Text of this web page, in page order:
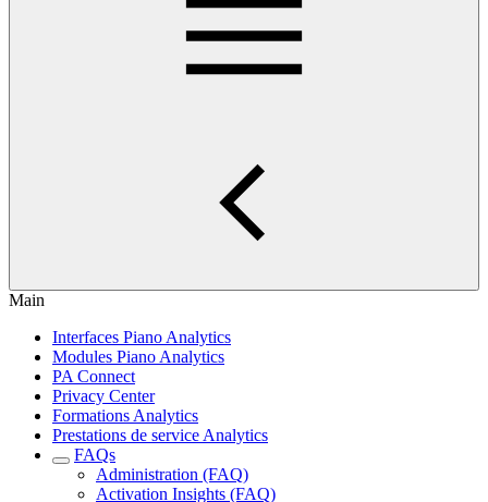
Main
Interfaces Piano Analytics
Modules Piano Analytics
PA Connect
Privacy Center
Formations Analytics
Prestations de service Analytics
FAQs
Administration (FAQ)
Activation Insights (FAQ)